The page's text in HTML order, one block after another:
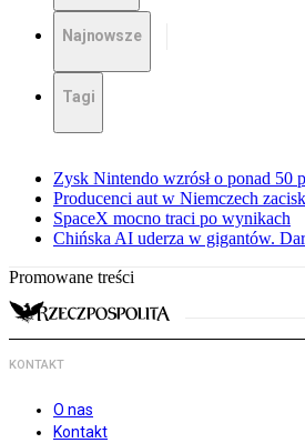
Najnowsze
Tagi
Zysk Nintendo wzrósł o ponad 50
Producenci aut w Niemczech
SpaceX mocno traci po wynikach
Chińska AI uderza w gigantów.
Promowane treści
KONTAKT
O nas
Kontakt